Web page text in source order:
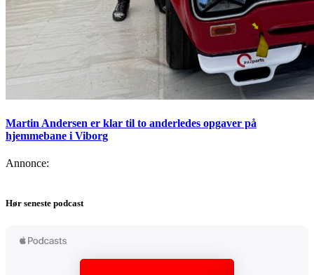
Martin Andersen er klar til to anderledes opgaver på
hjemmebane i Viborg
Annonce:
Hør seneste podcast